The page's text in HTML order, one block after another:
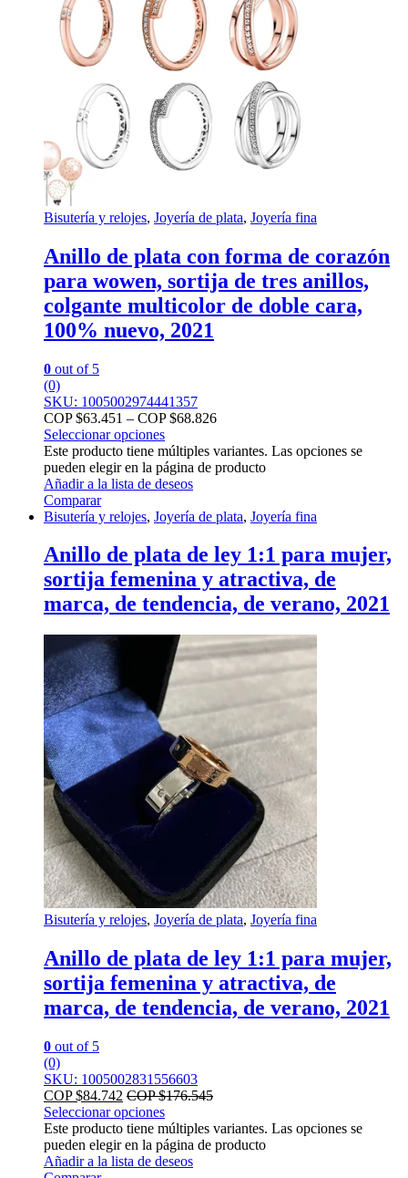
Bisutería y relojes, Joyería de plata, Joyería fina
Anillo de plata con forma de corazón
para wowen, sortija de tres anillos,
colgante multicolor de doble cara,
100% nuevo, 2021
0 out of 5
(0)
SKU: 1005002974441357
COP $63.451 – COP $68.826
Seleccionar opciones
Este producto tiene múltiples variantes. Las opciones se
pueden elegir en la página de producto
Añadir a la lista de deseos
Comparar
Bisutería y relojes, Joyería de plata, Joyería fina
Anillo de plata de ley 1:1 para mujer,
sortija femenina y atractiva, de
marca, de tendencia, de verano, 2021
Bisutería y relojes, Joyería de plata, Joyería fina
Anillo de plata de ley 1:1 para mujer,
sortija femenina y atractiva, de
marca, de tendencia, de verano, 2021
0 out of 5
(0)
SKU: 1005002831556603
COP $84.742 COP $176.545
Seleccionar opciones
Este producto tiene múltiples variantes. Las opciones se
pueden elegir en la página de producto
Añadir a la lista de deseos